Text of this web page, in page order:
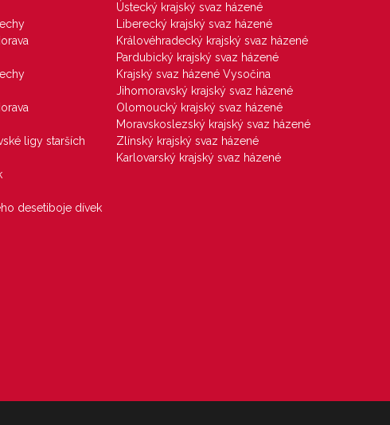
ligy starších
desetiboje dívek
Ústecký krajský svaz házené
Liberecký krajský svaz házené
Královéhradecký krajský svaz házené
Pardubický krajský svaz házené
Krajský svaz házené Vysočina
Jihomoravský krajský svaz házené
Olomoucký krajský svaz házené
Moravskoslezský krajský svaz házené
Zlínský krajský svaz házené
Karlovarský krajský svaz házené